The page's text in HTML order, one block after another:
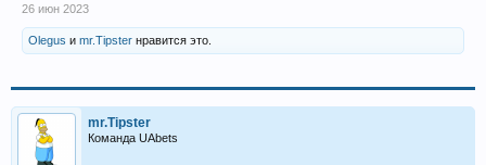
26 июн 2023
Olegus и mr.Tipster нравится это.
mr.Tipster
Команда UAbets